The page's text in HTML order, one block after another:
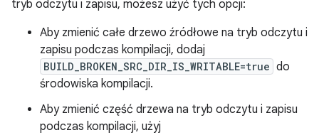
tryb odczytu i zapisu, możesz użyć tych opcji:
Aby zmienić całe drzewo źródłowe na tryb odczytu i
zapisu podczas kompilacji, dodaj
BUILD_BROKEN_SRC_DIR_IS_WRITABLE=true do
środowiska kompilacji.
Aby zmienić część drzewa na tryb odczytu i zapisu
podczas kompilacji, użyj